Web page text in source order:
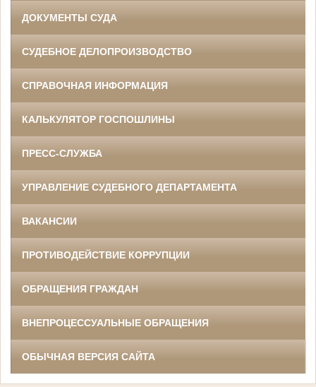
ДОКУМЕНТЫ СУДА
СУДЕБНОЕ ДЕЛОПРОИЗВОДСТВО
СПРАВОЧНАЯ ИНФОРМАЦИЯ
КАЛЬКУЛЯТОР ГОСПОШЛИНЫ
ПРЕСС-СЛУЖБА
УПРАВЛЕНИЕ СУДЕБНОГО ДЕПАРТАМЕНТА
ВАКАНСИИ
ПРОТИВОДЕЙСТВИЕ КОРРУПЦИИ
ОБРАЩЕНИЯ ГРАЖДАН
ВНЕПРОЦЕССУАЛЬНЫЕ ОБРАЩЕНИЯ
ОБЫЧНАЯ ВЕРСИЯ САЙТА